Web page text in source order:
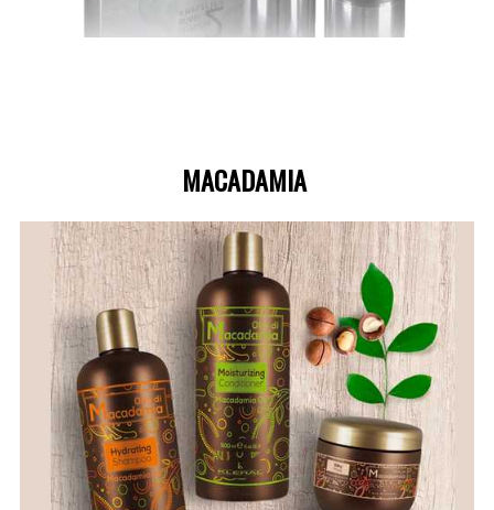
MACADAMIA